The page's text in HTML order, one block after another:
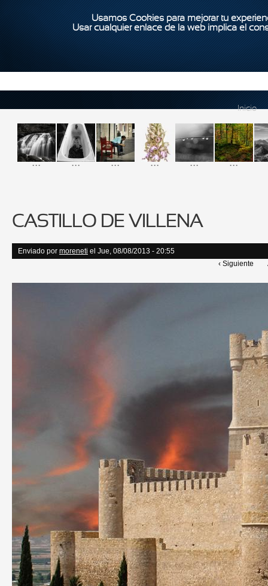
Usamos Cookies para mejorar tu
Usar cualquier enlace de la web implica el
Inicio
... ... ... ... ... ...
CASTILLO DE VILLENA
Enviado por moreneti el Jue, 08/08/2013 - 20:55
‹ Siguiente